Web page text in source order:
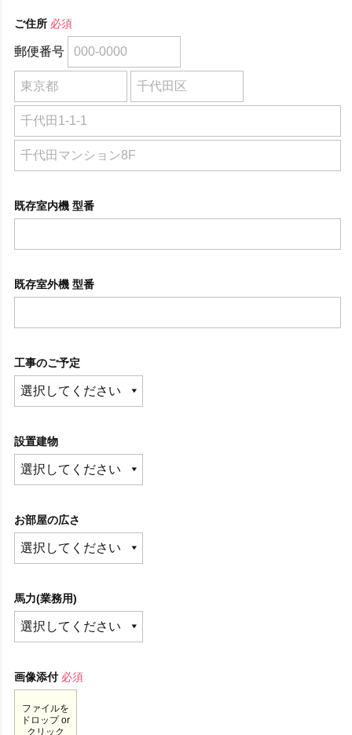
ご住所 必須
郵便番号
既存室内機 型番
既存室外機 型番
工事のご予定
設置建物
お部屋の広さ
馬力(業務用)
画像添付 必須
ファイルを
ドロップ or
クリック